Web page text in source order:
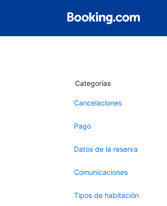
Categorías
Cancelaciones
Pago
Datos de la reserva
Comunicaciones
Tipos de habitación